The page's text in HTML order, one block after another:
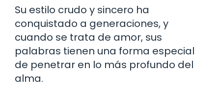
Su estilo crudo y sincero ha
conquistado a generaciones, y
cuando se trata de amor, sus
palabras tienen una forma especial
de penetrar en lo más profundo del
alma.